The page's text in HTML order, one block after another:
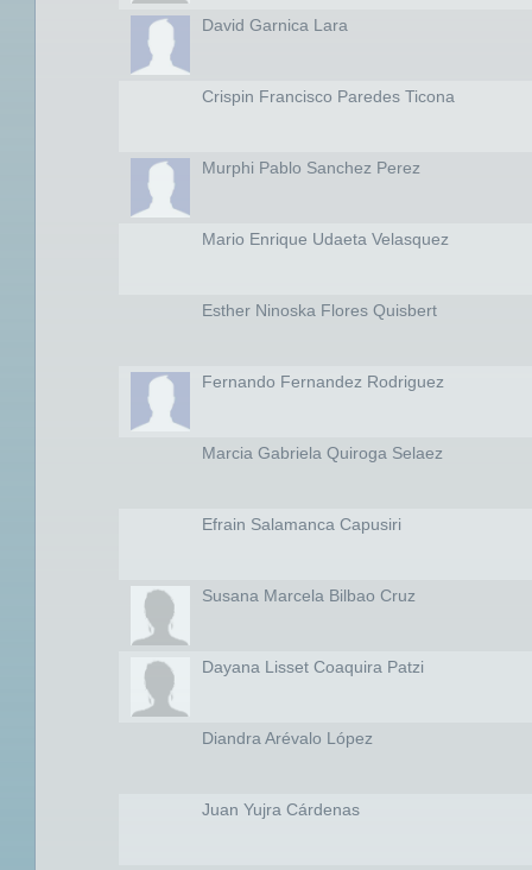
David Garnica Lara
Crispin Francisco Paredes Ticona
Murphi Pablo Sanchez Perez
Mario Enrique Udaeta Velasquez
Esther Ninoska Flores Quisbert
Fernando Fernandez Rodriguez
Marcia Gabriela Quiroga Selaez
Efrain Salamanca Capusiri
Susana Marcela Bilbao Cruz
Dayana Lisset Coaquira Patzi
Diandra Arévalo López
Juan Yujra Cárdenas